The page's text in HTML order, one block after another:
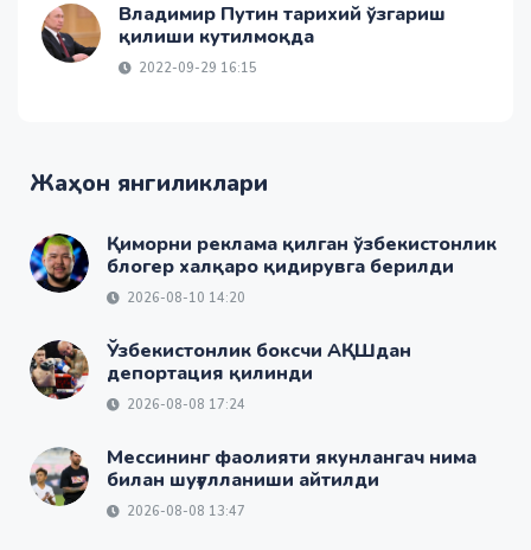
Владимир Путин тарихий ўзгариш
қилиши кутилмоқда
2022-09-29 16:15
Жаҳон янгиликлари
Қиморни реклама қилган ўзбекистонлик
блогер халқаро қидирувга берилди
2026-08-10 14:20
Ўзбекистонлик боксчи АҚШдан
депортация қилинди
2026-08-08 17:24
Мессининг фаолияти якунлангач нима
билан шуғулланиши айтилди
2026-08-08 13:47